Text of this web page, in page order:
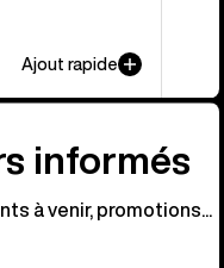
Ajout rapide
informés
à venir, promotions...